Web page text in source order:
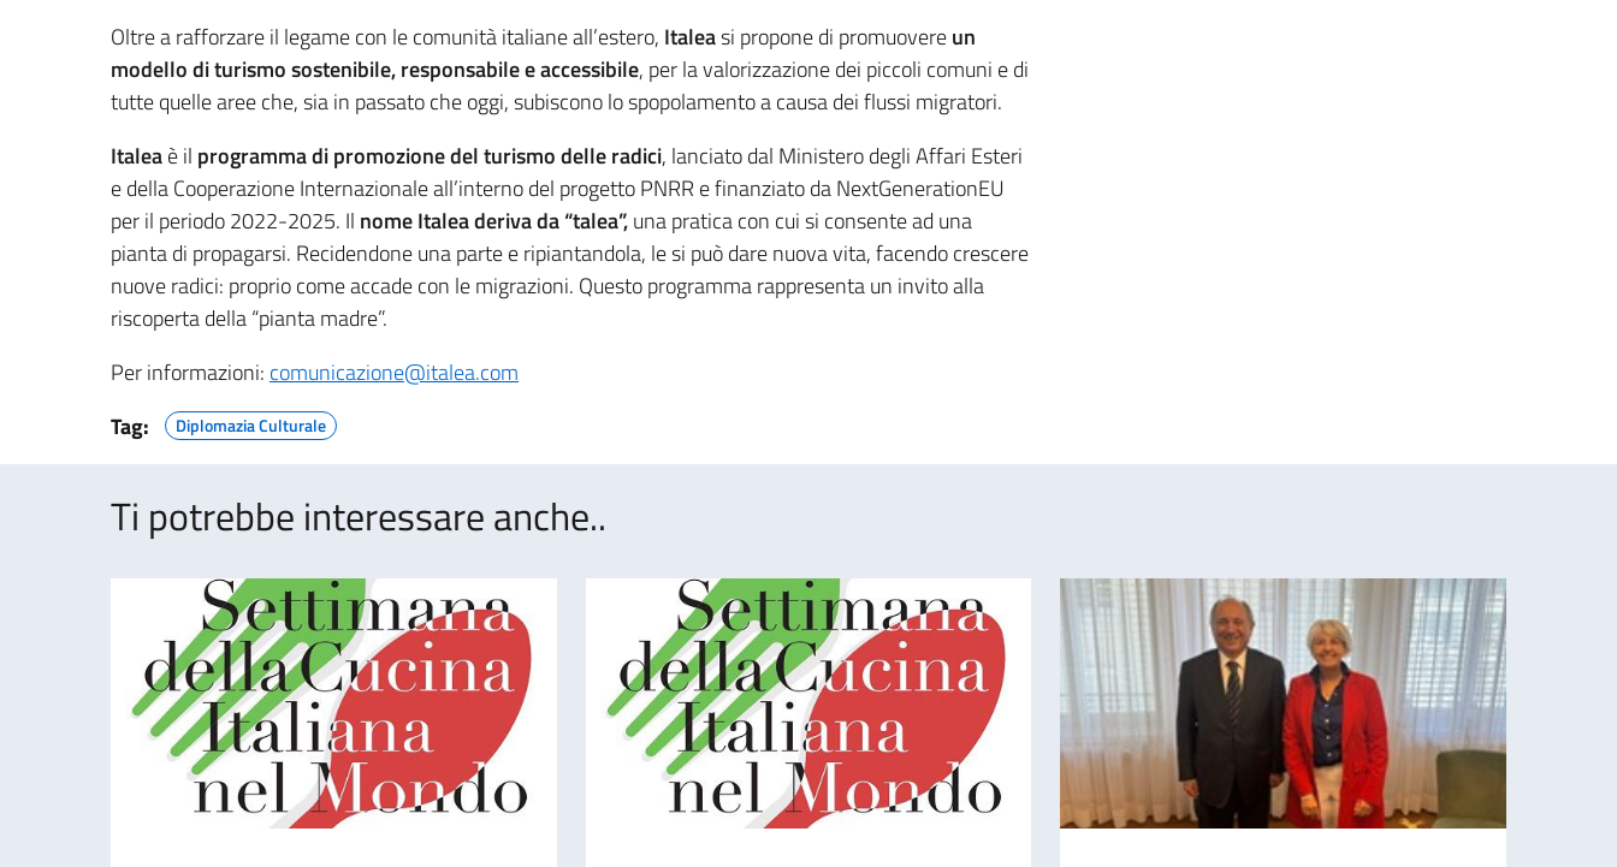
Oltre a rafforzare il legame con le comunità italiane all’estero, Italeasi propone di promuovereun
modello di turismo sostenibile, responsabile e accessibile, per la valorizzazione dei piccoli comuni e di
tutte quelle aree che, sia in passato che oggi, subiscono lo spopolamento a causa dei flussi migratori.
Italeaè il programma di promozione delturismo delle radici, lanciato dal Ministero degli Affari Esteri
e della Cooperazione Internazionale all’interno del progetto PNRR e finanziato da NextGenerationEU
per il periodo 2022-2025. Il nome Italea deriva da “talea”,una pratica con cui si consente ad una
pianta di propagarsi. Recidendone una parte e ripiantandola, le si può dare nuova vita, facendo crescere
nuove radici: proprio come accade con le migrazioni. Questo programma rappresenta un invito alla
riscoperta della “pianta madre”.
Per informazioni: comunicazione@italea.com
Tag:
Diplomazia Culturale
Ti potrebbe interessare anche..